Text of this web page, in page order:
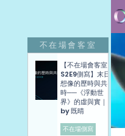
不在場會客室
【不在場會客室
S2E9側寫】末日
想像的歷時與共
時──《浮動世
界》的虛與實｜
by 既晴
不在場側寫